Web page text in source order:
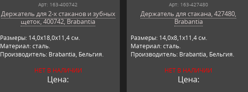
Арт: 163-400742
Держатель для 2-х стаканов и зубных
щеток, 400742, Brabantia
Размеры: 14,0х18,0х11,4 см.
Материал: сталь.
Производитель: Brabantia, Бельгия.
НЕТ В НАЛИЧИИ
Цена:
Арт: 163-427480
Держатель для стакана, 427480,
Brabantia
Размеры: 14,0х8,1х11,4 см.
Материал: сталь.
Производитель: Brabantia, Бельгия.
НЕТ В НАЛИЧИИ
Цена: